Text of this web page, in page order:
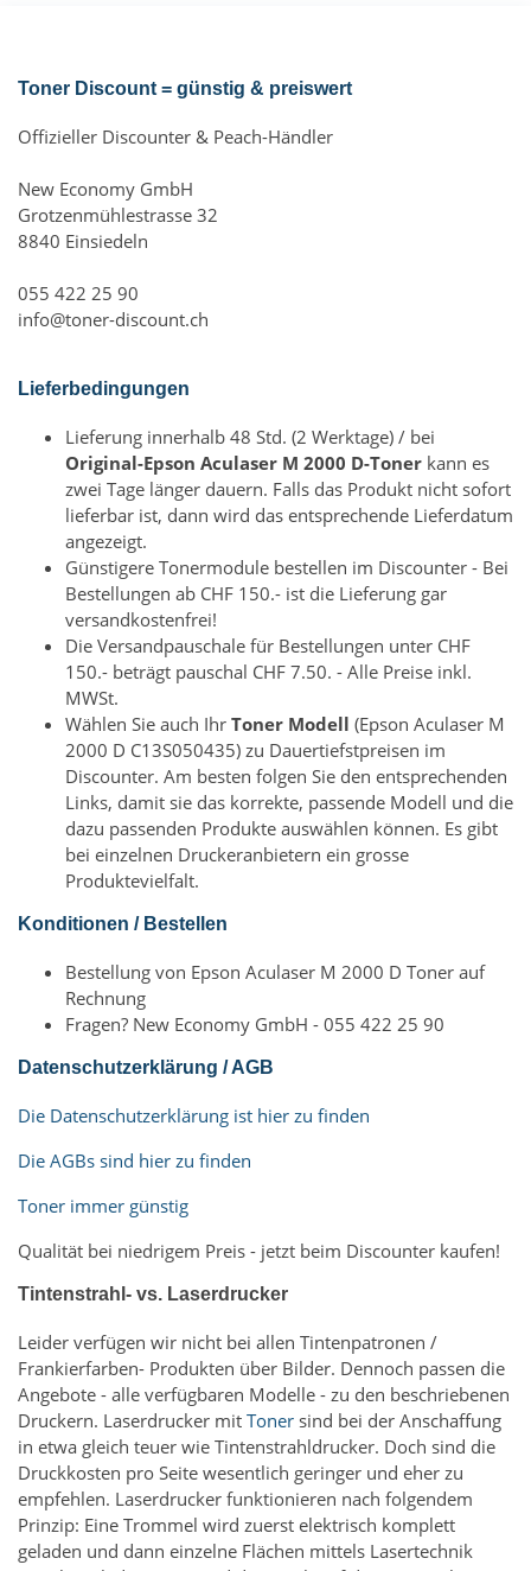
Toner Discount = günstig & preiswert
Offizieller Discounter & Peach-Händler
New Economy GmbH
Grotzenmühlestrasse 32
8840 Einsiedeln
055 422 25 90
info@toner-discount.ch
Lieferbedingungen
Lieferung innerhalb 48 Std. (2 Werktage) / bei
Original-Epson Aculaser M 2000 D-Toner kann es
zwei Tage länger dauern. Falls das Produkt nicht sofort
lieferbar ist, dann wird das entsprechende Lieferdatum
angezeigt.
Günstigere Tonermodule bestellen im Discounter - Bei
Bestellungen ab CHF 150.- ist die Lieferung gar
versandkostenfrei!
Die Versandpauschale für Bestellungen unter CHF
150.- beträgt pauschal CHF 7.50. - Alle Preise inkl.
MWSt.
Wählen Sie auch Ihr Toner Modell (Epson Aculaser M
2000 D C13S050435) zu Dauertiefstpreisen im
Discounter. Am besten folgen Sie den entsprechenden
Links, damit sie das korrekte, passende Modell und die
dazu passenden Produkte auswählen können. Es gibt
bei einzelnen Druckeranbietern ein grosse
Produktevielfalt.
Konditionen / Bestellen
Bestellung von Epson Aculaser M 2000 D Toner auf
Rechnung
Fragen? New Economy GmbH - 055 422 25 90
Datenschutzerklärung / AGB
Die Datenschutzerklärung ist hier zu finden
Die AGBs sind hier zu finden
Toner immer günstig
Qualität bei niedrigem Preis - jetzt beim Discounter kaufen!
Tintenstrahl- vs. Laserdrucker
Leider verfügen wir nicht bei allen Tintenpatronen /
Frankierfarben- Produkten über Bilder. Dennoch passen die
Angebote - alle verfügbaren Modelle - zu den beschriebenen
Druckern. Laserdrucker mit Toner sind bei der Anschaffung
in etwa gleich teuer wie Tintenstrahldrucker. Doch sind die
Druckkosten pro Seite wesentlich geringer und eher zu
empfehlen. Laserdrucker funktionieren nach folgendem
Prinzip: Eine Trommel wird zuerst elektrisch komplett
geladen und dann einzelne Flächen mittels Lasertechnik